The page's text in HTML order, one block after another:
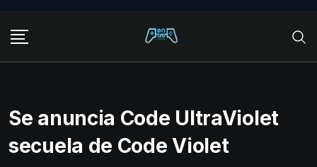
content
Se anuncia Code UltraViolet
secuela de Code Violet